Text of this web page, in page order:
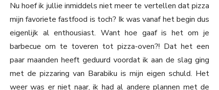
Nu hoef ik jullie inmiddels niet meer te vertellen dat pizza
mijn favoriete fastfood is toch? Ik was vanaf het begin dus
eigenlijk al enthousiast. Want hoe gaaf is het om je
barbecue om te toveren tot pizza-oven?! Dat het een
paar maanden heeft geduurd voordat ik aan de slag ging
met de pizzaring van Barabiku is mijn eigen schuld. Het
weer was er niet naar, ik had al andere plannen met de